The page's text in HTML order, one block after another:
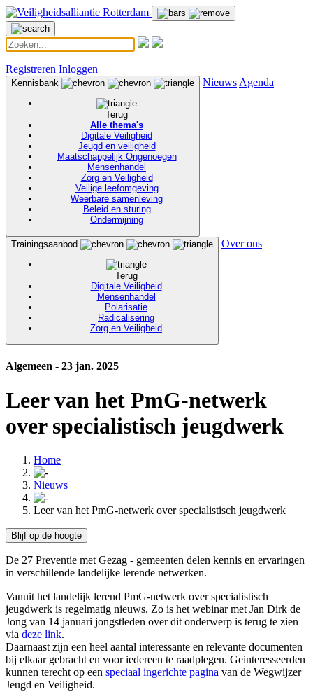
Registreren Inloggen
Kennisbank
Terug
Alle thema's
Digitale Veiligheid
Jeugd en veiligheid
Maatschappelijk Ongenoegen
Mensenhandel
Zorg en Veiligheid
Veilige leefomgeving
Weerbare samenleving
Beleid en sturing
Ondermijning
Nieuws Agenda
Trainingsaanbod
Terug
Digitale Veiligheid
Mensenhandel
Polarisatie
Radicalisering
Zorg en Veiligheid
Over ons
Algemeen - 23 jan. 2025
Leer van het PmG-netwerk
over specialistisch jeugdwerk
Home
Nieuws
Leer van het PmG-netwerk over specialistisch jeugdwerk
Blijf op de hoogte
De 27 Preventie met Gezag - gemeenten delen kennis en ervaringen
in verschillende landelijke lerende netwerken.
Vanuit het landelijk lerend PmG-netwerk over specialistisch
jeugdwerk is regelmatig nieuws. Zo is het webinar met Jan Dirk de
Jong van 14 januari jongstleden over dit onderwerp is terug te zien
via deze link.
Daarnaast zijn een heel aantal interessante en relevante documenten
bij elkaar gebracht en voor iedereen te raadplegen. Geinteresseerden
kunnen terecht op een speciaal ingerichte pagina van de Wegwijzer
Jeugd en Veiligheid.